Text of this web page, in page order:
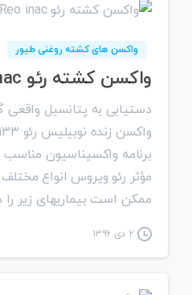
واکسن های کشته روغنی طیور
واکسن کشته رئو Reo inac
دستيابی به پتانسيل واقعی
برنامه واكسيناسيون
مؤثر رئو ويروس انواع
ممكن است بيماريهای زير را
۲ دی ۱۳۹۶